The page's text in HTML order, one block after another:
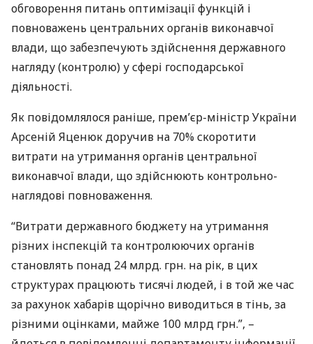
обговорення питань оптимізації функцій і
повноважень центральних органів виконавчої
влади, що забезпечують здійснення державного
нагляду (контролю) у сфері господарської
діяльності.
Як повідомлялося раніше, прем’єр-міністр України
Арсеній Яценюк доручив на 70% скоротити
витрати на утримання органів центральної
виконавчої влади, що здійснюють контрольно-
наглядові повноваження.
“Витрати державного бюджету на утримання
різних інспекцій та контролюючих органів
становлять понад 24 млрд. грн. на рік, в цих
структурах працюють тисячі людей, і в той же час
за рахунок хабарів щорічно виводиться в тінь, за
різними оцінками, майже 100 млрд грн.”, –